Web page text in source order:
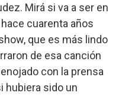
Mirá si va a ser en
cuarenta años
que es más lindo
de esa canción
con la prensa
hubiera sido un